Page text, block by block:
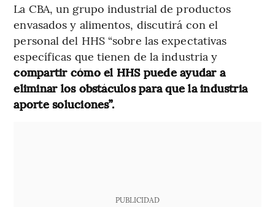
La CBA, un grupo industrial de productos
envasados y alimentos, discutirá con el
personal del HHS “sobre las expectativas
específicas que tienen de la industria y
compartir cómo el HHS puede ayudar a
eliminar los obstáculos para que la industria
aporte soluciones”.
PUBLICIDAD